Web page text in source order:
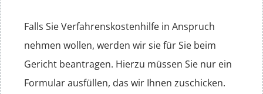
Falls Sie Verfahrenskostenhilfe in Anspruch
nehmen wollen, werden wir sie für Sie beim
Gericht beantragen. Hierzu müssen Sie nur ein
Formular ausfüllen, das wir Ihnen zuschicken.